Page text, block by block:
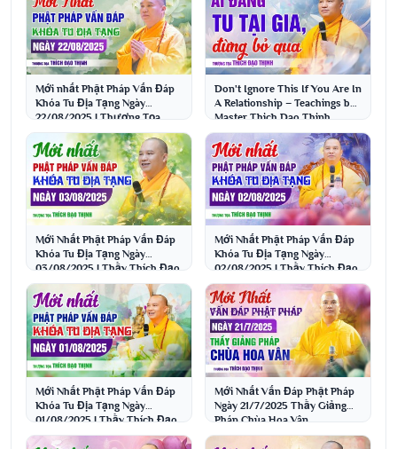
Mới nhất Phật Pháp Vấn Đáp
Khóa Tu Địa Tạng Ngày
22/08/2025 | Thượng Tọa
Thích Đạo Thịnh
Don't Ignore This If You Are In
A Relationship – Teachings by
Master Thich Dao Thinh
Mới Nhất Phật Pháp Vấn Đáp
Khóa Tu Địa Tạng Ngày
03/08/2025 | Thầy Thích Đạo
Thịnh
Mới Nhất Phật Pháp Vấn Đáp
Khóa Tu Địa Tạng Ngày
02/08/2025 | Thầy Thích Đạo
Thịnh
Mới Nhất Phật Pháp Vấn Đáp
Khóa Tu Địa Tạng Ngày
01/08/2025 | Thầy Thích Đạo
Thịnh
Mới Nhất Vấn Đáp Phật Pháp
Ngày 21/7/2025 Thầy Giảng
Pháp Chùa Hoa Vân